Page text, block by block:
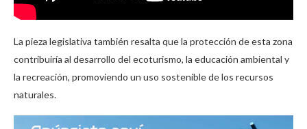
La pieza legislativa también resalta que la protección de esta zona
contribuiría al desarrollo del ecoturismo, la educación ambiental y
la recreación, promoviendo un uso sostenible de los recursos
naturales.